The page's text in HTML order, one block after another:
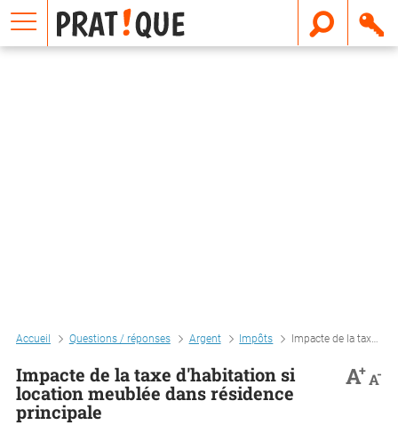
Accueil Questions / réponses Argent Impôts Impacte de la taxe d'habitation si location meublée dans résidence principale
Impacte de la taxe d'habitation si
location meublée dans résidence
principale
A+A-
E
m
a